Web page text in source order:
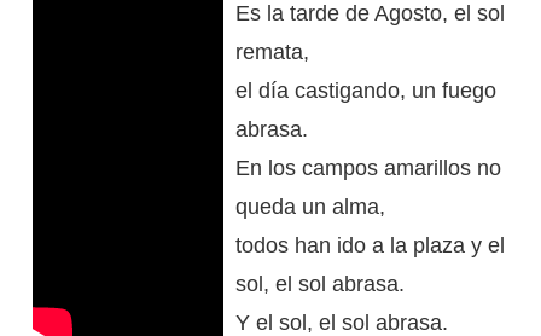
Es la tarde de Agosto, el sol
remata,
el día castigando, un fuego
abrasa.
En los campos amarillos no
queda un alma,
todos han ido a la plaza y el
sol, el sol abrasa.
Y el sol, el sol abrasa.